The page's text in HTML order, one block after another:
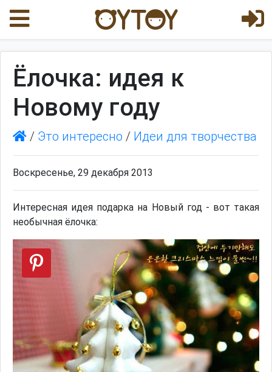
Ёлочка: идея к
Новому году
/ Это интересно / Идеи для творчества
Воскресенье, 29 декабря 2013
Интересная идея подарка на Новый год - вот такая
необычная ёлочка: